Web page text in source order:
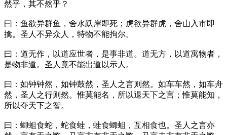
然乎，其不然乎？
曰：鱼欲异群鱼，舍水跃岸即死；虎欲异群虎，舍山入市即
擒。圣人不异众人，特物不能拘尔。
曰：道无作，以道应世者，是事非道。道无方，以道寓物者，
是物非道。圣人竟不能出道以示人。
曰：如钟钟然，如钟鼓然，圣人之言则然。如车车然，如车舟
然，圣人之行则然。惟莫能名，所以退天下之言；惟莫能知，
所以夺天下之智。
曰：蝍蛆食蛇，蛇食蛙，蛙食蝍蛆，互相食也。圣人之言亦